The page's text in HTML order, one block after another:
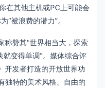
在其他主机或PC上可能会
“被浪费的潜力”。
称赞其“世界相当大，探索
就变得单调”。媒体综合评
开发者打造的开放世界功
独特的美术风格、自由的